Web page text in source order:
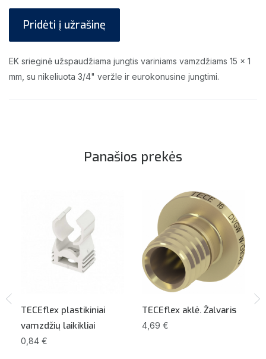
Pridėti į užrašinę
EK srieginė užspaudžiama jungtis variniams vamzdžiams 15 x 1
mm, su nikeliuota 3/4" veržle ir eurokonusine jungtimi.
Panašios prekės
TECEflex plastikiniai
vamzdžių laikikliai
0,84 €
TECEflex aklė. Žalvaris
4,69 €